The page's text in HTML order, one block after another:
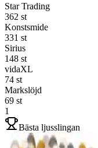
Star Trading
362 st
Konstsmide
331 st
Sirius
148 st
vidaXL
74 st
Markslöjd
69 st
1
Bästa ljusslingan